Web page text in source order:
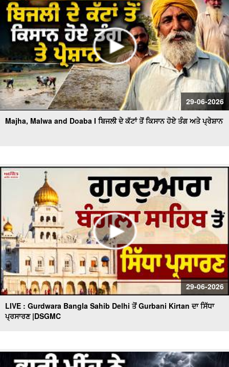
29-06-2026
Majha, Malwa and Doaba I ਬਿਜਲੀ ਦੇ ਕੱਟਾਂ ਤੋਂ ਕਿਸਾਨ ਹੋਏ ਤੰਗ ਅਤੇ ਪ੍ਰੇਸ਼ਾਨ
29-06-2026
LIVE : Gurdwara Bangla Sahib Delhi ਤੋਂ Gurbani Kirtan ਦਾ ਸਿੱਧਾ
ਪ੍ਰਸਾਰਣ |DSGMC